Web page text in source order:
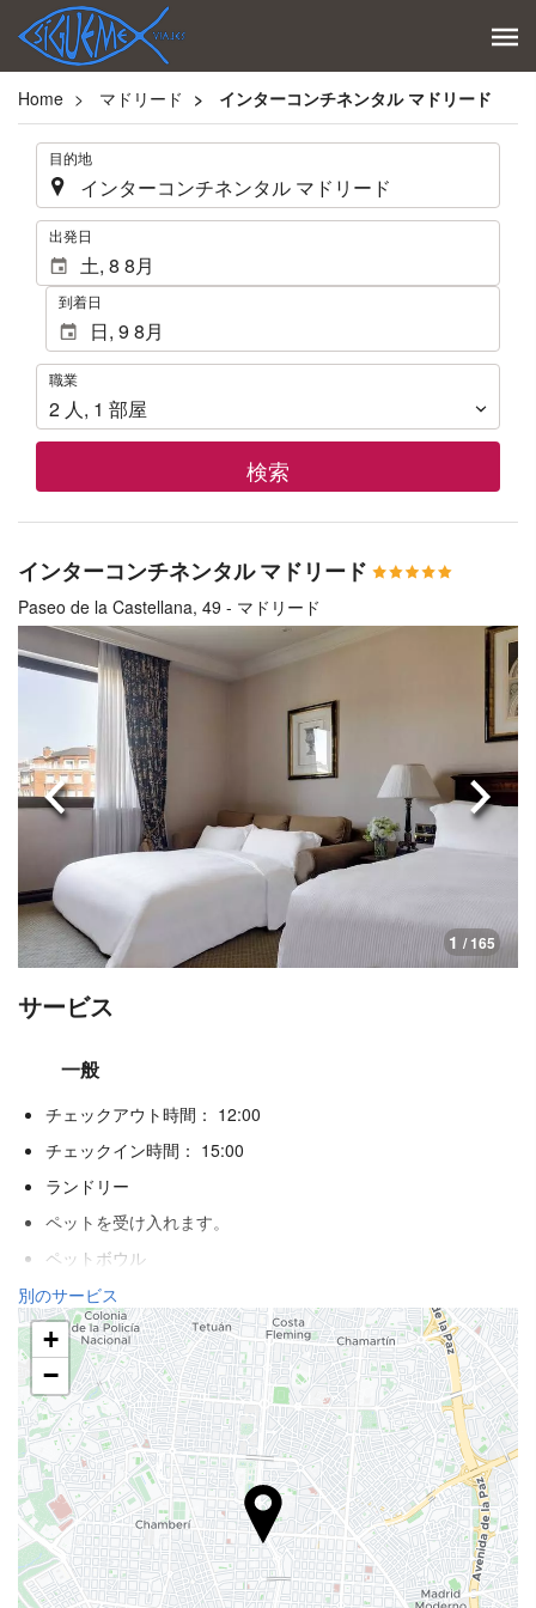
Home マドリード インターコンチネンタル マドリード
. 目的地
. 出発日
到着日
職
業
職業
2 人, 1 部屋
検索
インターコンチネンタル マドリード
Paseo de la Castellana, 49 - マドリード
1 / 165
前へ 次へ
サービス
一般
チェックアウト時間： 12:00
チェックイン時間： 15:00
ランドリー
ペットを受け入れます。
ペットボウル
エアコン
暖房
エレベーター
身体不自由者用のアクセス
禁煙ルーム
全館禁煙
喫煙エリア
防音済み客室
別のサービス
+
−